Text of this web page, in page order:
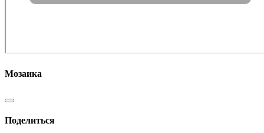
Мозаика
Поделиться